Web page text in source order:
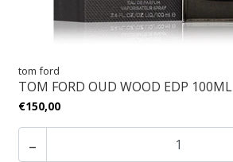
tom ford
TOM FORD OUD WOOD EDP 100ML
€150,00
-